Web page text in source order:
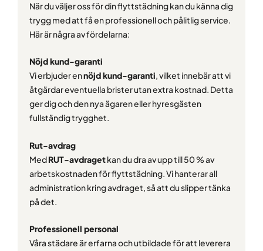
När du väljer oss för din flyttstädning kan du känna dig
trygg med att få en professionell och pålitlig service.
Här är några av fördelarna:
Nöjd kund-garanti
Vi erbjuder ennöjd kund-garanti, vilket innebär att vi
åtgärdar eventuella brister utan extra kostnad. Detta
ger dig och den nya ägaren eller hyresgästen
fullständig trygghet.
Rut-avdrag
MedRUT-avdragetkan du dra av upp till 50 % av
arbetskostnaden för flyttstädning. Vi hanterar all
administration kring avdraget, så att du slipper tänka
på det.
Professionell personal
Våra städare är erfarna och utbildade för att leverera